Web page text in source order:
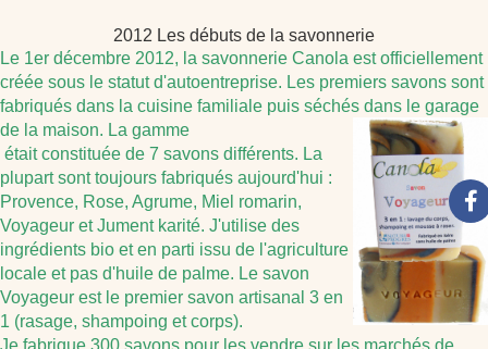
2012 Les débuts de la savonnerie
Le 1er décembre 2012, la savonnerie Canola est officiellement
créée sous le statut d'autoentreprise. Les premiers savons sont
fabriqués dans la cuisine familiale puis séchés dans le garage
de la maison. La gamme
était constituée de 7 savons différents. La
plupart sont toujours fabriqués aujourd'hui :
Provence, Rose, Agrume, Miel romarin,
Voyageur et Jument karité. J'utilise des
ingrédients bio et en parti issu de l'agriculture
locale et pas d'huile de palme. Le savon
Voyageur est le premier savon artisanal 3 en
1 (rasage, shampoing et corps).